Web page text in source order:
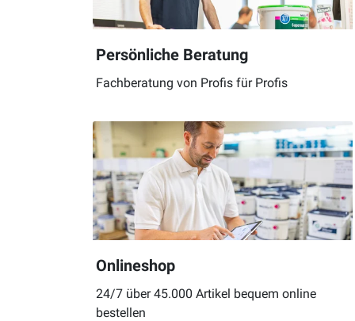
Persönliche Beratung
Fachberatung von Profis für Profis
Onlineshop
24/7 über 45.000 Artikel bequem online
bestellen